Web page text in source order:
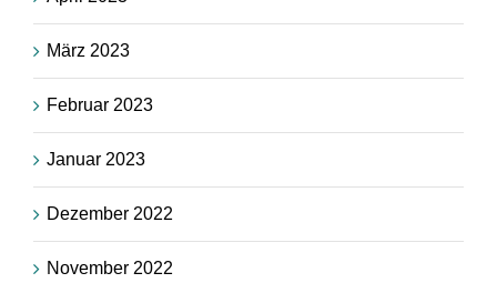
März 2023
Februar 2023
Januar 2023
Dezember 2022
November 2022